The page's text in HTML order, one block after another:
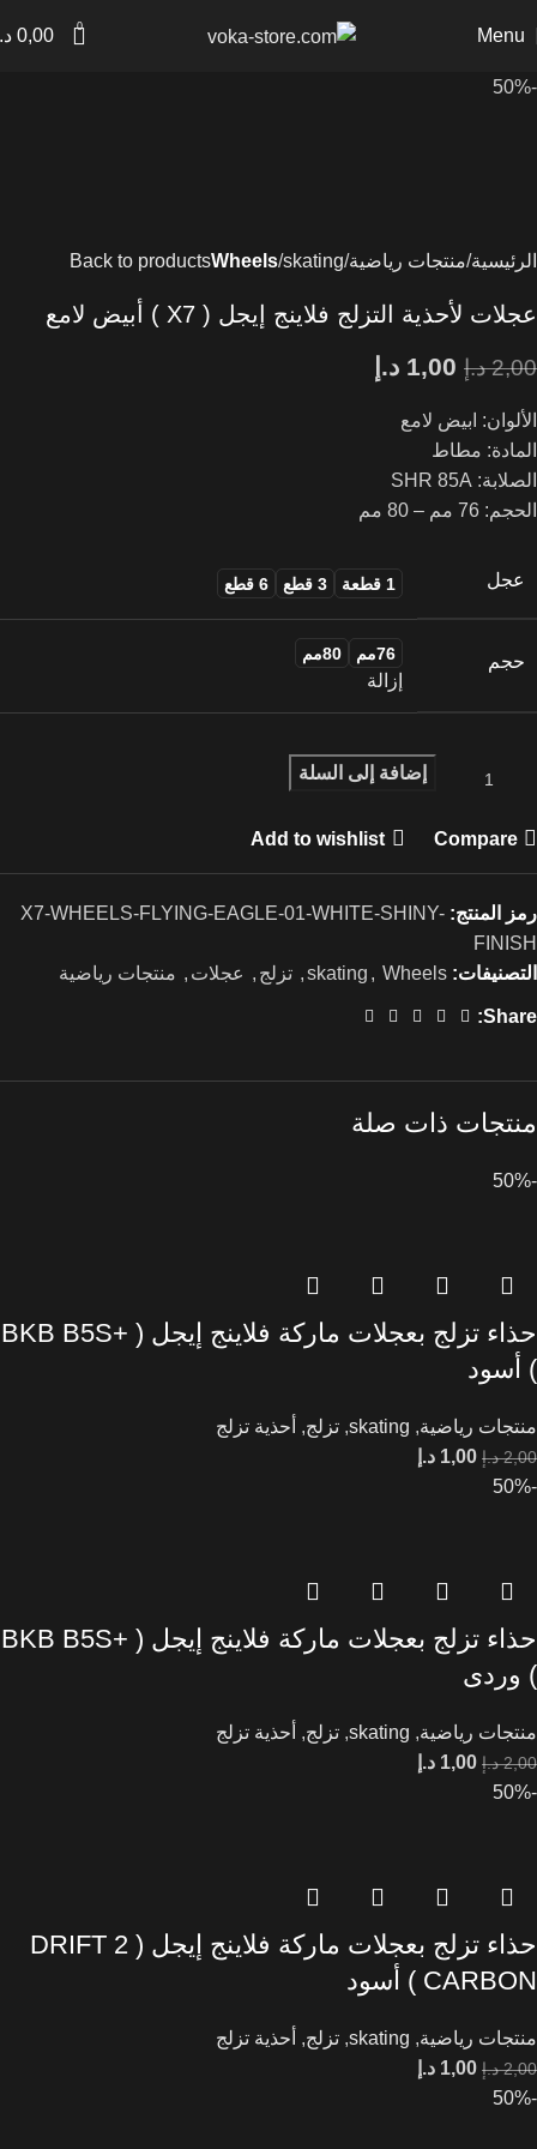
Menu
0
0,00
-50%
الرئيسية منتجات رياضية skating
Wheels
Back to products
عجلات لأحذية التزلج فلاينج إيجل ( X7 ) أبيض لامع
2,00 د.إ 1,00 د.إ
الألوان: ابيض لامع
المادة: مطاط
الصلابة: SHR 85A
الحجم: 76 مم – 80 مم
عجل 1 قطعة 3 قطع 6 قطع
حجم 76مم 80مم
إزالة
إضافة إلى السلة
Compare
Add to wishlist
رمز المنتج: X7-WHEELS-FLYING-EAGLE-01-WHITE-SHINY-
FINISH
التصنيفات:
skating , Wheels
, تزلج , عجلات , منتجات رياضية
Share:
منتجات ذات صلة
-50%
حذاء تزلج بعجلات ماركة فلاينج إيجل ( +BKB B5S
) أسود
منتجات رياضية,
skating
, تزلج, أحذية تزلج
2,00 د.إ 1,00 د.إ
-50%
حذاء تزلج بعجلات ماركة فلاينج إيجل ( +BKB B5S
) وردى
منتجات رياضية,
skating
, تزلج, أحذية تزلج
2,00 د.إ 1,00 د.إ
-50%
حذاء تزلج بعجلات ماركة فلاينج إيجل ( DRIFT 2
CARBON ) أسود
منتجات رياضية,
skating
, تزلج, أحذية تزلج
2,00 د.إ 1,00 د.إ
-50%